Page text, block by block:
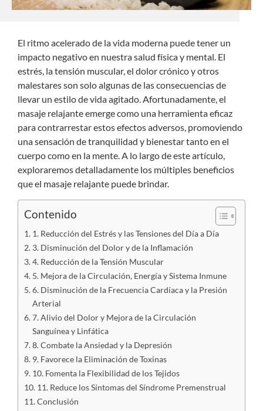
El ritmo acelerado de la vida moderna puede tener un
impacto negativo en nuestra salud física y mental. El
estrés, la tensión muscular, el dolor crónico y otros
malestares son solo algunas de las consecuencias de
llevar un estilo de vida agitado. Afortunadamente, el
masaje relajante emerge como una herramienta eficaz
para contrarrestar estos efectos adversos, promoviendo
una sensación de tranquilidad y bienestar tanto en el
cuerpo como en la mente. A lo largo de este artículo,
exploraremos detalladamente los múltiples beneficios
que el masaje relajante puede brindar.
Contenido
1. Reducción del Estrés y las Tensiones del Día a Día
3. Disminución del Dolor y de la Inflamación
4. Reducción de la Tensión Muscular
5. Mejora de la Circulación, Energía y Sistema Inmune
6. Disminución de la Frecuencia Cardíaca y la Presión
Arterial
7. Alivio del Dolor y Mejora de la Circulación
Sanguínea y Linfática
8. Combate la Ansiedad y la Depresión
9. Favorece la Eliminación de Toxinas
10. Fomenta la Flexibilidad de los Tejidos
11. Reduce los Síntomas del Síndrome Premenstrual
Conclusión